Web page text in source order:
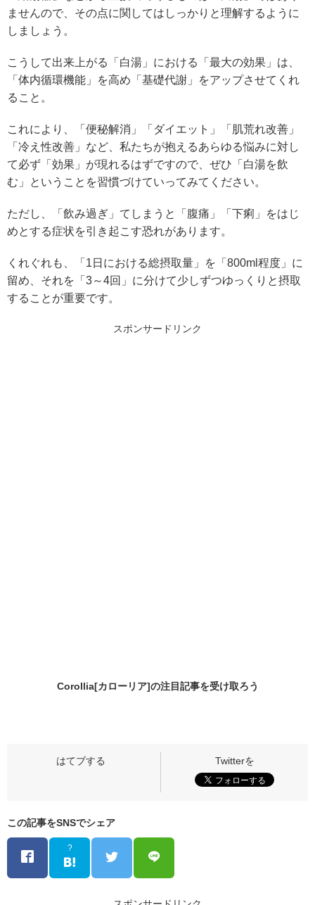
ませんので、その点に関してはしっかりと理解するように
しましょう。
こうして出来上がる「白湯」における「最大の効果」は、
「体内循環機能」を高め「基礎代謝」をアップさせてくれ
ること。
これにより、「便秘解消」「ダイエット」「肌荒れ改善」
「冷え性改善」など、私たちが抱えるあらゆる悩みに対し
て必ず「効果」が現れるはずですので、ぜひ「白湯を飲
む」ということを習慣づけていってみてください。
ただし、「飲み過ぎ」てしまうと「腹痛」「下痢」をはじ
めとする症状を引き起こす恐れがあります。
くれぐれも、「1日における総摂取量」を「800ml程度」に
留め、それを「3～4回」に分けて少しずつゆっくりと摂取
することが重要です。
スポンサードリンク
Corollia[カローリア]の注目記事を受け取ろう
この記事をSNSでシェア
?